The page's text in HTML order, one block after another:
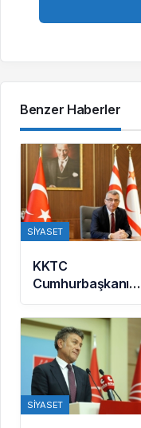
Benzer Haberler
SIYASET
KKTC
Cumhurbaşkanı
Erhürman: BM’nin
Mayın Temizleme
Önerisi Rum
Tarafınca
Reddedildi
SIYASET